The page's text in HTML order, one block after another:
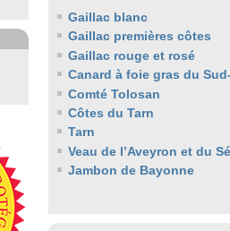
Gaillac blanc
Gaillac premières côtes
Gaillac rouge et rosé
Canard à foie gras du
Comté Tolosan
Côtes du Tarn
Tarn
Veau de l’Aveyron et du
Jambon de Bayonne